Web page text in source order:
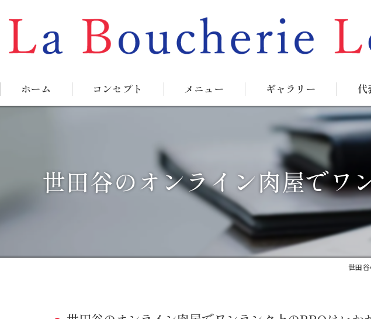
ホーム コンセプト メニュー ギャラリー 代
世田谷のオンライン肉屋でワ
世田